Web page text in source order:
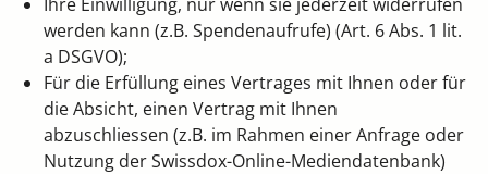
werden kann (z.B. Spendenaufrufe) (Art. 6 Abs. 1 lit.
a DSGVO);
Für die Erfüllung eines Vertrages mit Ihnen oder für
die Absicht, einen Vertrag mit Ihnen
abzuschliessen (z.B. im Rahmen einer Anfrage oder
Nutzung der Swissdox-Online-Mediendatenbank)